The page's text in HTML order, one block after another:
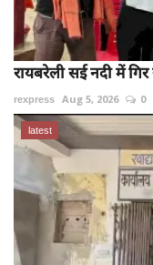
रायबरेली सई नदी में
rexpress Aug 5, 2026 0
latest